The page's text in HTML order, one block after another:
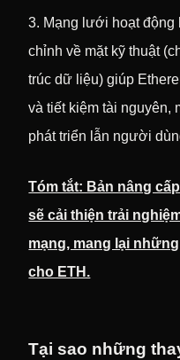
3. Mạng lưới hoạt
chỉnh về mặt kỹ thuật
trúc dữ liệu) giúp
và tiết kiệm tài nguyên,
phát triển lẫn người
Tóm tắt: Bản nâng
sẽ cải thiện trải
mạng, mang lại
cho ETH.
Tại sao những